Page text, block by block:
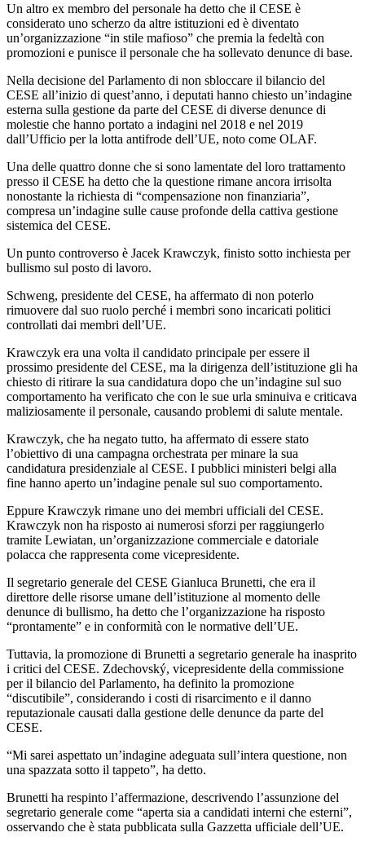
Un altro ex membro del personale ha detto che il CESE è
considerato uno scherzo da altre istituzioni ed è diventato
un’organizzazione “in stile mafioso” che premia la fedeltà con
promozioni e punisce il personale che ha sollevato denunce di base.
Nella decisione del Parlamento di non sbloccare il bilancio del
CESE all’inizio di quest’anno, i deputati hanno chiesto un’indagine
esterna sulla gestione da parte del CESE di diverse denunce di
molestie che hanno portato a indagini nel 2018 e nel 2019
dall’Ufficio per la lotta antifrode dell’UE, noto come OLAF.
Una delle quattro donne che si sono lamentate del loro trattamento
presso il CESE ha detto che la questione rimane ancora irrisolta
nonostante la richiesta di “compensazione non finanziaria”,
compresa un’indagine sulle cause profonde della cattiva gestione
sistemica del CESE.
Un punto controverso è Jacek Krawczyk, finisto sotto inchiesta per
bullismo sul posto di lavoro.
Schweng, presidente del CESE, ha affermato di non poterlo
rimuovere dal suo ruolo perché i membri sono incaricati politici
controllati dai membri dell’UE.
Krawczyk era una volta il candidato principale per essere il
prossimo presidente del CESE, ma la dirigenza dell’istituzione gli ha
chiesto di ritirare la sua candidatura dopo che un’indagine sul suo
comportamento ha verificato che con le sue urla sminuiva e criticava
maliziosamente il personale, causando problemi di salute mentale.
Krawczyk, che ha negato tutto, ha affermato di essere stato
l’obiettivo di una campagna orchestrata per minare la sua
candidatura presidenziale al CESE. I pubblici ministeri belgi alla
fine hanno aperto un’indagine penale sul suo comportamento.
Eppure Krawczyk rimane uno dei membri ufficiali del CESE.
Krawczyk non ha risposto ai numerosi sforzi per raggiungerlo
tramite Lewiatan, un’organizzazione commerciale e datoriale
polacca che rappresenta come vicepresidente.
Il segretario generale del CESE Gianluca Brunetti, che era il
direttore delle risorse umane dell’istituzione al momento delle
denunce di bullismo, ha detto che l’organizzazione ha risposto
“prontamente” e in conformità con le normative dell’UE.
Tuttavia, la promozione di Brunetti a segretario generale ha inasprito
i critici del CESE. Zdechovský, vicepresidente della commissione
per il bilancio del Parlamento, ha definito la promozione
“discutibile”, considerando i costi di risarcimento e il danno
reputazionale causati dalla gestione delle denunce da parte del
CESE.
“Mi sarei aspettato un’indagine adeguata sull’intera questione, non
una spazzata sotto il tappeto”, ha detto.
Brunetti ha respinto l’affermazione, descrivendo l’assunzione del
segretario generale come “aperta sia a candidati interni che esterni”,
osservando che è stata pubblicata sulla Gazzetta ufficiale dell’UE.